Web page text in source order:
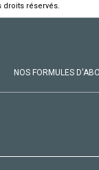
droits réservés.
NOS FORMULES